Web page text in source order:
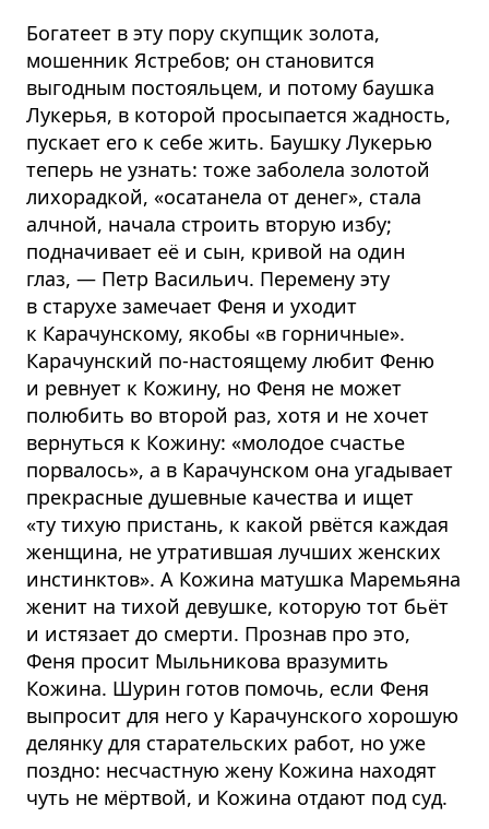
Богатеет в эту пору скупщик золота,
мошенник Ястребов; он становится
выгодным постояльцем, и потому баушка
Лукерья, в которой просыпается жадность,
пускает его к себе жить. Баушку Лукерью
теперь не узнать: тоже заболела золотой
лихорадкой, «осатанела от денег», стала
алчной, начала строить вторую избу;
подначивает её и сын, кривой на один
глаз, — Петр Васильич. Перемену эту
в старухе замечает Феня и уходит
к Карачунскому, якобы «в горничные».
Карачунский по-настоящему любит Феню
и ревнует к Кожину, но Феня не может
полюбить во второй раз, хотя и не хочет
вернуться к Кожину: «молодое счастье
порвалось», а в Карачунском она угадывает
прекрасные душевные качества и ищет
«ту тихую пристань, к какой рвётся каждая
женщина, не утратившая лучших женских
инстинктов». А Кожина матушка Маремьяна
женит на тихой девушке, которую тот бьёт
и истязает до смерти. Прознав про это,
Феня просит Мыльникова вразумить
Кожина. Шурин готов помочь, если Феня
выпросит для него у Карачунского хорошую
делянку для старательских работ, но уже
поздно: несчастную жену Кожина находят
чуть не мёртвой, и Кожина отдают под суд.